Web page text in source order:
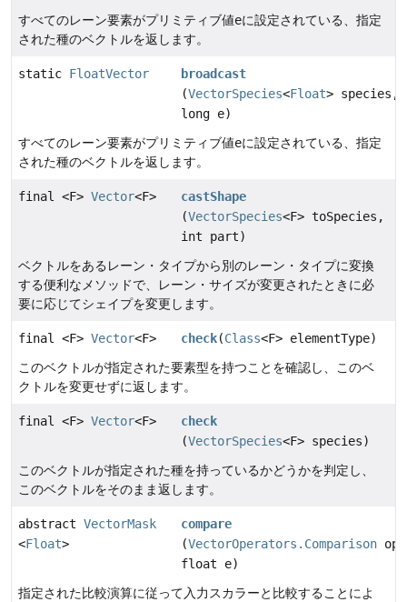
すべてのレーン要素がプリミティブ値eに設定されている、指定
された種のベクトルを返します。
static FloatVector
broadcast
(VectorSpecies<Float> species,
long e)
すべてのレーン要素がプリミティブ値eに設定されている、指定
された種のベクトルを返します。
final <F> Vector<F>
castShape
(VectorSpecies<F> toSpecies,
int part)
ベクトルをあるレーン・タイプから別のレーン・タイプに変換
する便利なメソッドで、レーン・サイズが変更されたときに必
要に応じてシェイプを変更します。
final <F> Vector<F> check(Class<F> elementType)
このベクトルが指定された要素型を持つことを確認し、このベ
クトルを変更せずに返します。
final <F> Vector<F>
check
(VectorSpecies<F> species)
このベクトルが指定された種を持っているかどうかを判定し、
このベクトルをそのまま返します。
abstract VectorMask
<Float>
compare
(VectorOperators.Comparison op,
float e)
指定された比較演算に従って入力スカラーと比較することによ